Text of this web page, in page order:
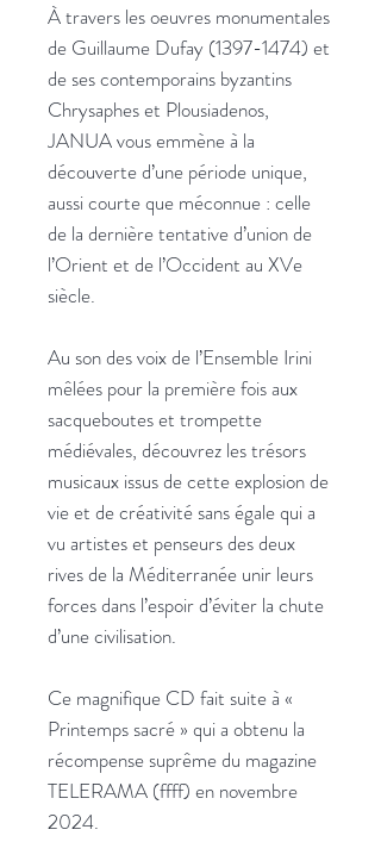
À travers les oeuvres monumentales
de Guillaume Dufay (1397-1474) et
de ses contemporains byzantins
Chrysaphes et Plousiadenos,
JANUA vous emmène à la
découverte d’une période unique,
aussi courte que méconnue : celle
de la dernière tentative d’union de
l’Orient et de l’Occident au XVe
siècle.
Au son des voix de l’Ensemble Irini
mêlées pour la première fois aux
sacqueboutes et trompette
médiévales, découvrez les trésors
musicaux issus de cette explosion de
vie et de créativité sans égale qui a
vu artistes et penseurs des deux
rives de la Méditerranée unir leurs
forces dans l’espoir d’éviter la chute
d’une civilisation.
Ce magnifique CD fait suite à «
Printemps sacré » qui a obtenu la
récompense suprême du magazine
TELERAMA (ffff) en novembre
2024.